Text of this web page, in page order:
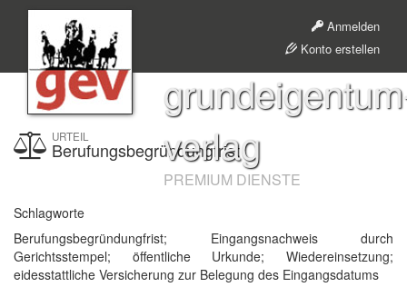
Anmelden
Konto erstellen
verlag
PREMIUM DIENSTE
URTEIL
Berufungsbegründungfrist
Schlagworte
Berufungsbegründungfrist; Eingangsnachweis durch
Gerichtsstempel; öffentliche Urkunde; Wiedereinsetzung;
eidesstattliche Versicherung zur Belegung des Eingangsdatums